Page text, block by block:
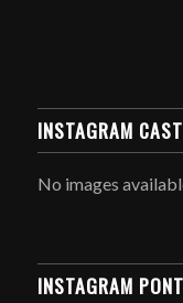
INSTAGRAM
No images
INSTAGRAM